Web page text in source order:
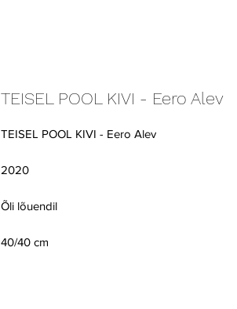
TEISEL POOL KIVI - Eero Alev
TEISEL POOL KIVI - Eero Alev
2020
Õli lõuendil
40/40 cm